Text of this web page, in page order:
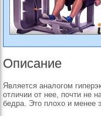
Описание
Является аналогом
отличии от нее, почти не
бедра. Это плохо и менее